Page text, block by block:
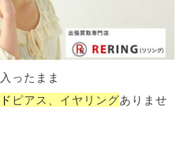
ったまま
ピアス、イヤリングありませ